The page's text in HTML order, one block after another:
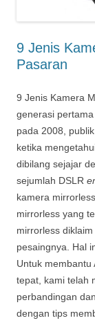
9 Jenis
Pasaran
9 Jenis Kamera
generasi pertama
pada 2008,
ketika
dibilang sejajar
sejumlah DSLR
kamera
mirrorless yang
mirrorless
pesaingnya. Hal
Untuk
tepat, kami telah
perbandingan
dengan tips